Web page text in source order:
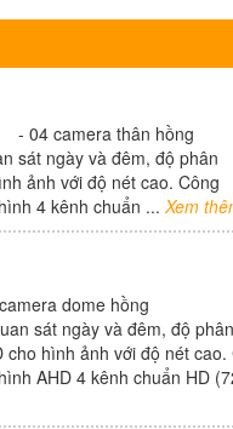
- 04 camera thân hồng
sát ngày và đêm, độ phân
ảnh với độ nét cao. Công
4 kênh chuẩn ...Xem
dome hồng
sát ngày và đêm, độ phân
hình ảnh với độ nét cao.
AHD 4 kênh chuẩn HD